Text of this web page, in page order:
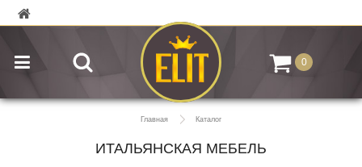
0
Главная Каталог
ИТАЛЬЯНСКАЯ МЕБЕЛЬ